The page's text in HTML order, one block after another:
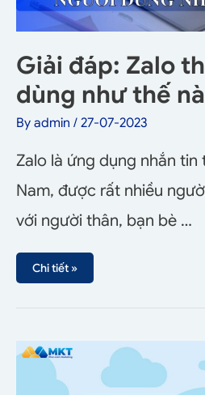
Giải đáp: Zalo
dùng như thế
By admin / 27-07-2023
Zalo là ứng dụng nhắn
Nam, được rất nhiều
với người thân, bạn bè …
Chi tiết »